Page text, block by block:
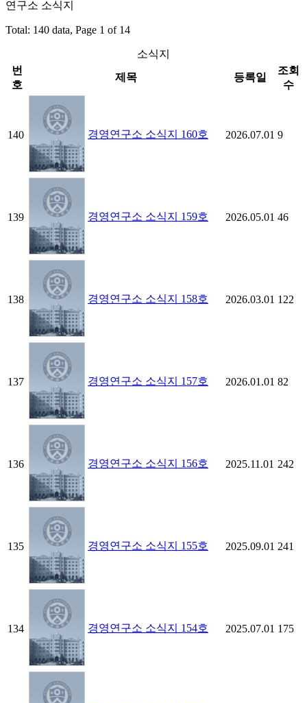
연구소 소식지
Total: 140 data, Page 1 of 14
소식지
번
호
제목 등록일
조회
수
140 경영연구소 소식지 160호 2026.07.01 9
139 경영연구소 소식지 159호 2026.05.01 46
138 경영연구소 소식지 158호 2026.03.01 122
137 경영연구소 소식지 157호 2026.01.01 82
136 경영연구소 소식지 156호 2025.11.01 242
135 경영연구소 소식지 155호 2025.09.01 241
134 경영연구소 소식지 154호 2025.07.01 175